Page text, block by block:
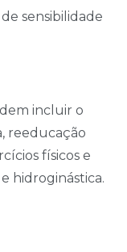
sensibilidade
incluir o
reeducação
físicos e
hidroginástica.